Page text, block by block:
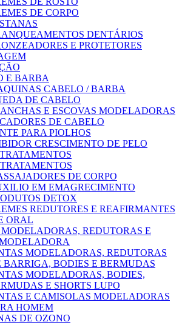
DE CORPO
DENTÁRIOS
E PROTETORES
E BARBA
CABELO / BARBA
DE CABELO
E ESCOVAS MODELADORAS
DE CABELO
PARA PIOLHOS
CRESCIMENTO DE PELO
DE CORPO
EM EMAGRECIMENTO
DETOX
REDUTORES E REAFIRMANTES
ORAL
REDUTORAS E
MODELADORAS, REDUTORAS
BARRIGA, BODIES E BERMUDAS
MODELADORAS, BODIES,
E SHORTS LUPO
E CAMISOLAS MODELADORAS
HOMEM
DE OZONO